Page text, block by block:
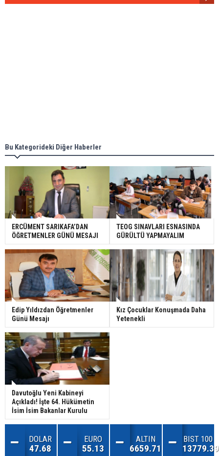
Bu Kategorideki Diğer Haberler
ERCÜMENT SARIKAFA’DAN
ÖĞRETMENLER GÜNÜ MESAJI
TEOG SINAVLARI ESNASINDA
GÜRÜLTÜ YAPMAYALIM
Edip Yıldızdan Öğretmenler
Günü Mesajı
Kız Çocuklar Konuşmada Daha
Yetenekli
Davutoğlu Yeni Kabineyi
Açıkladı! İşte 64. Hükümetin
İsim İsim Bakanlar Kurulu
DOLAR
47.68
EURO
55.13
ALTIN
6659.71
BIST 100
13779.39